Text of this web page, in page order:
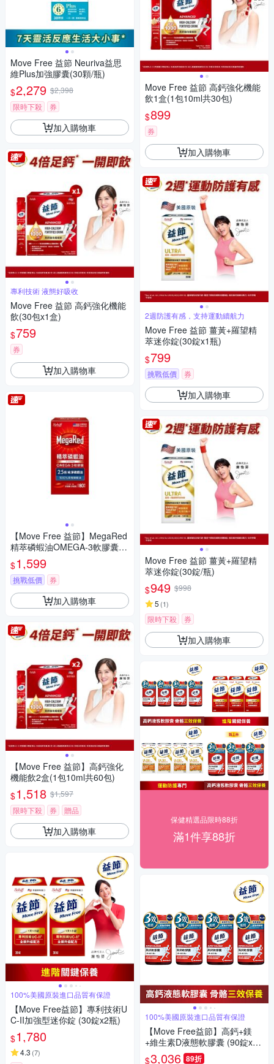
Move Free 益節 Neuriva益思
維Plus加強膠囊(30顆/瓶)
$2,279 $2,398
限時下殺
券
加入購物車
專利技術 液態好吸收
Move Free 益節 高鈣強化機能
飲(30包x1盒)
$759
券
加入購物車
【Move Free 益節】MegaRed
精萃磷蝦油OMEGA-3軟膠囊(8
0顆/瓶)
$1,599
挑戰低價 券
加入購物車
【Move Free 益節】高鈣強化
機能飲2盒(1包10ml共60包)
$1,518 $1,597
限時下殺
券 贈品
加入購物車
100%美國原裝進口品質有保證
【Move Free益節】專利技術U
C-II加強型迷你錠 (30錠x2瓶)
$1,780
4.3 (7)
Move Free 益節 高鈣強化機能
飲1盒(1包10ml共30包)
$899
券
加入購物車
2週防護有感，支持運動續航力
Move Free 益節 薑黃+羅望精
萃迷你錠(30錠x1瓶)
$799
挑戰低價 券
加入購物車
Move Free 益節 薑黃+羅望精
萃迷你錠(30錠/瓶)
$949 $998
5 (1)
限時下殺 券
加入購物車
保健精選品限時88折
滿1件享88折
100%美國原裝進口品質有保證
【Move Free益節】高鈣+鎂
+維生素D液態軟膠囊 (90錠x4
瓶)
$3,036 89折